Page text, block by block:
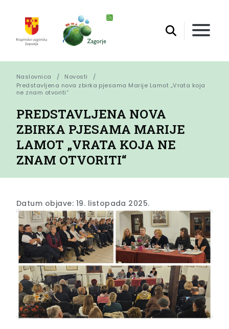
Naslovnica
Novosti
Predstavljena nova zbirka pjesama Marije Lamot „Vrata koja
ne znam otvoriti“
PREDSTAVLJENA NOVA
ZBIRKA PJESAMA MARIJE
LAMOT „VRATA KOJA NE
ZNAM OTVORITI“
Datum objave: 19. listopada 2025.